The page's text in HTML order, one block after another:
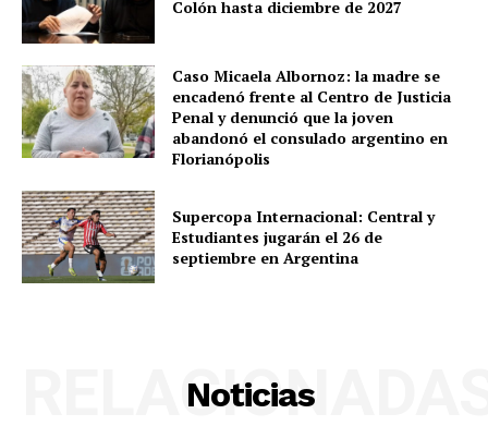
Colón hasta diciembre de 2027
Caso Micaela Albornoz: la madre se
encadenó frente al Centro de Justicia
Penal y denunció que la joven
abandonó el consulado argentino en
Florianópolis
Supercopa Internacional: Central y
Estudiantes jugarán el 26 de
septiembre en Argentina
Noticias